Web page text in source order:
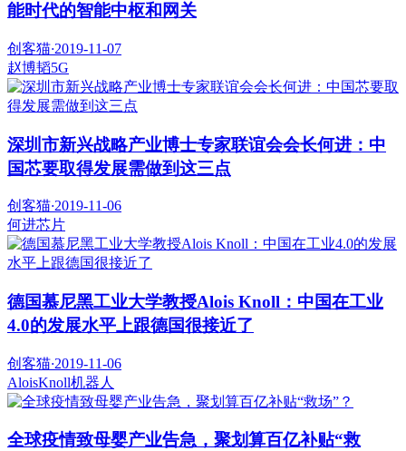
能时代的智能中枢和网关
创客猫·2019-11-07
赵博韬5G
深圳市新兴战略产业博士专家联谊会会长何进：中
国芯要取得发展需做到这三点
创客猫·2019-11-06
何进芯片
德国慕尼黑工业大学教授Alois Knoll：中国在工业
4.0的发展水平上跟德国很接近了
创客猫·2019-11-06
AloisKnoll机器人
全球疫情致母婴产业告急，聚划算百亿补贴“救